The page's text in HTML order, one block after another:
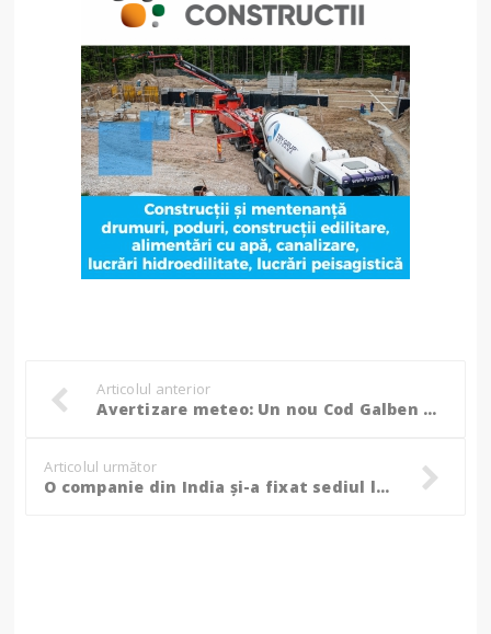
Articolul anterior
Avertizare meteo: Un nou Cod Galben de ploi torențiale pentru județul Botoșani!
Articolul următor
O companie din India și-a fixat sediul la Botoșani pentru activități de producție!